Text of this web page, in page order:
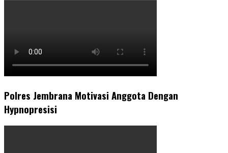
Polres Jembrana Motivasi Anggota Dengan
Hypnopresisi